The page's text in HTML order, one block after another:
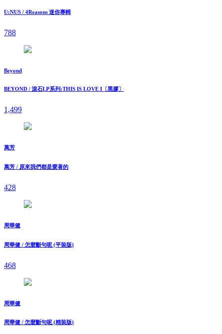
U:NUS / 4Reasons 迷你專輯
788
Beyond
BEYOND / 滾石LP系列:THIS IS LOVE I〔黑膠〕
1,499
萬芳
萬芳 / 原來我們都是愛著的
428
周華健
周華健 / 怎麼斷句呢 (平裝版)
468
周華健
周華健 / 怎麼斷句呢 (精裝版)